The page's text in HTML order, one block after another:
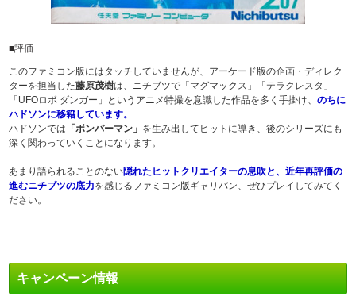
■評価
このファミコン版にはタッチしていませんが、アーケード版の企画・ディレク
ターを担当した藤原茂樹は、ニチブツで「マグマックス」「テラクレスタ」
「UFOロボ ダンガー」というアニメ特撮を意識した作品を多く手掛け、のちに
ハドソンに移籍しています。
ハドソンでは 「ボンバーマン」 を生み出してヒットに導き、後のシリーズにも
深く関わっていくことになります。
あまり語られることのない隠れたヒットクリエイターの息吹と、近年再評価の
進むニチブツの底力を感じるファミコン版ギャリバン、ぜひプレイしてみてく
ださい。
キャンペーン情報